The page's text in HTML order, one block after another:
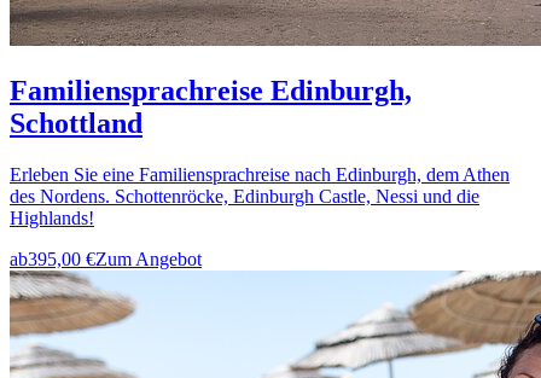
Familiensprachreise Edinburgh,
Schottland
Erleben Sie eine Familiensprachreise nach Edinburgh, dem Athen
des Nordens. Schottenröcke, Edinburgh Castle, Nessi und die
Highlands!
ab395,00 €Zum Angebot